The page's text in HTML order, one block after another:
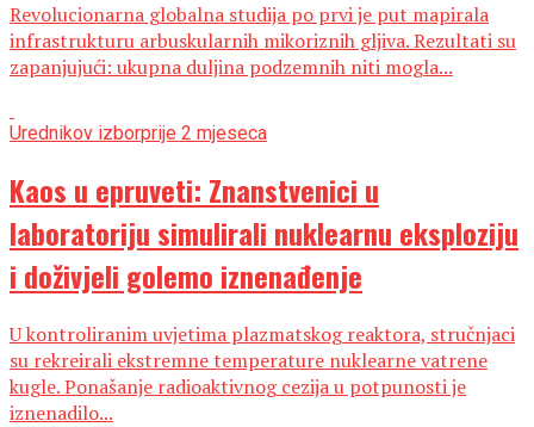
Revolucionarna globalna studija po prvi je put mapirala
infrastrukturu arbuskularnih mikoriznih gljiva. Rezultati su
zapanjujući: ukupna duljina podzemnih niti mogla...
Urednikov izborprije 2 mjeseca
Kaos u epruveti: Znanstvenici u
laboratoriju simulirali nuklearnu eksploziju
i doživjeli golemo iznenađenje
U kontroliranim uvjetima plazmatskog reaktora, stručnjaci
su rekreirali ekstremne temperature nuklearne vatrene
kugle. Ponašanje radioaktivnog cezija u potpunosti je
iznenadilo...